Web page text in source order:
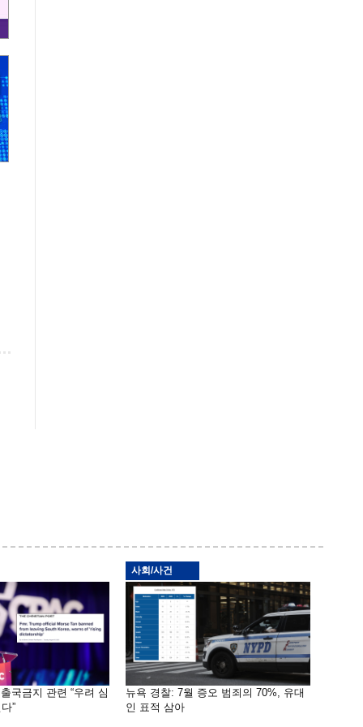
국금지 관련 “우려 심
”
사회/사건
뉴욕 경찰: 7월 증오 범죄의 70%, 유대
인 표적 삼아